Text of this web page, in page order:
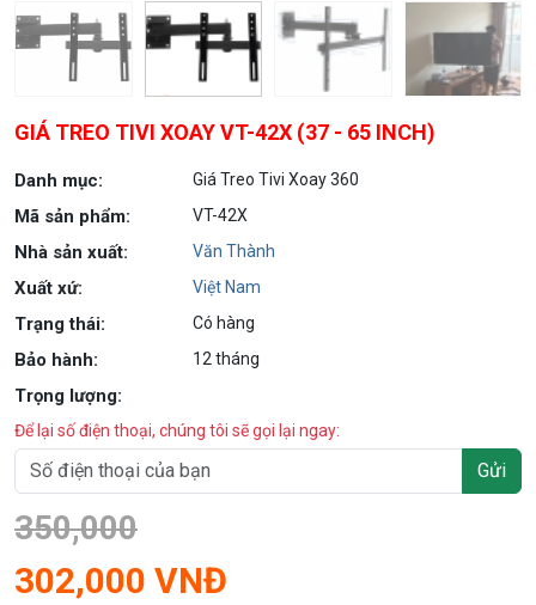
GIÁ TREO TIVI XOAY VT-42X (37 - 65 INCH)
Danh mục: Giá Treo Tivi Xoay 360
Mã sản phẩm: VT-42X
Nhà sản xuất: Văn Thành
Xuất xứ: Việt Nam
Trạng thái: Có hàng
Bảo hành: 12 tháng
Trọng lượng:
Để lại số điện thoại, chúng tôi sẽ gọi lại ngay:
Gửi
350,000
302,000 VNĐ